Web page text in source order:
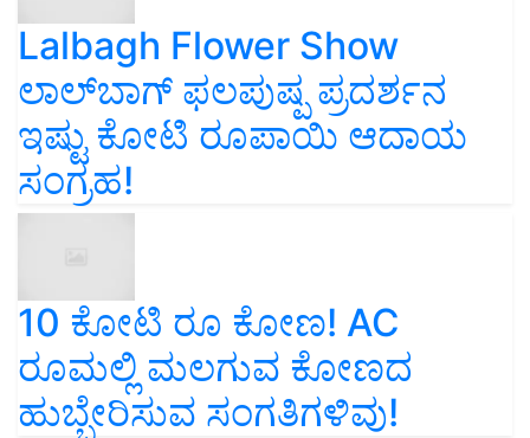
Lalbagh Flower Show
ಲಾಲ್‌ಬಾಗ್ ಫಲಪುಷ್ಪ ಪ್ರದರ್ಶನ
ಇಷ್ಟು ಕೋಟಿ ರೂಪಾಯಿ ಆದಾಯ
ಸಂಗ್ರಹ!
10 ಕೋಟಿ ರೂ ಕೋಣ! AC
ರೂಮಲ್ಲಿ ಮಲಗುವ ಕೋಣದ
ಹುಬ್ಬೇರಿಸುವ ಸಂಗತಿಗಳಿವು!